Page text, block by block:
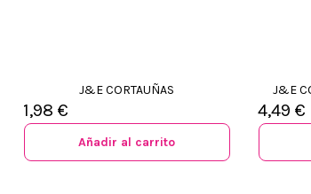
J&E CORTAUÑAS
1,98 €
Añadir al carrito
J&E
4,49 €